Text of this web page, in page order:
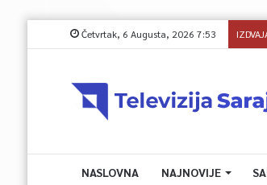
Četvrtak, 6 Augusta, 2026 7:53
NASLOVNA NAJNOVIJE